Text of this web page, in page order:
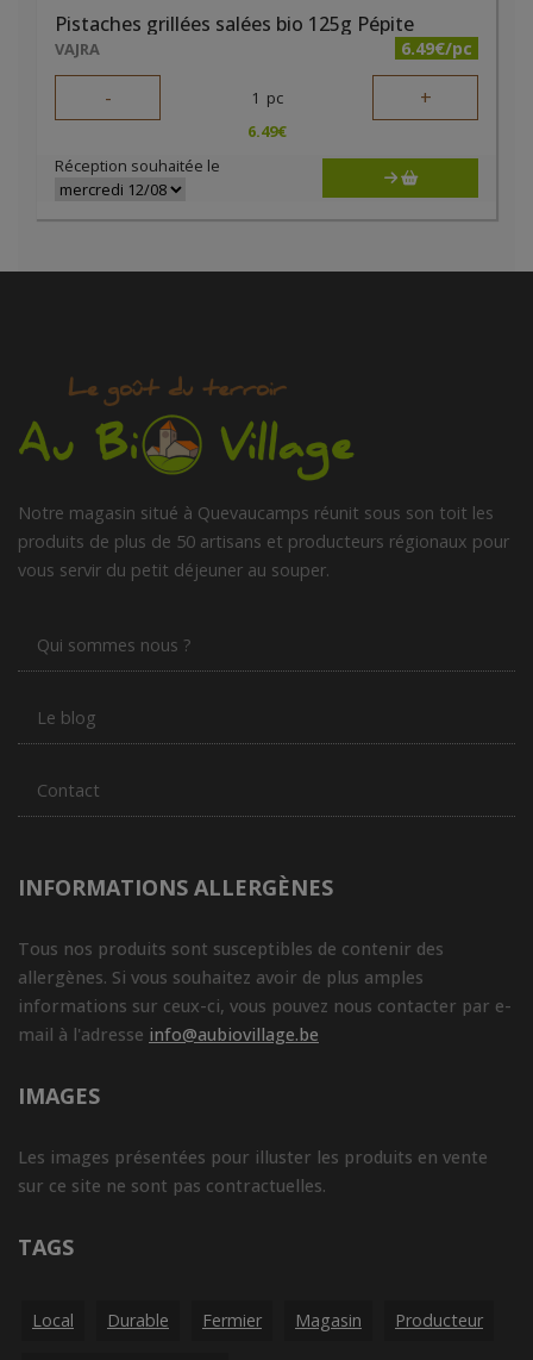
Pistaches grillées salées bio 125g Pépite
VAJRA 6.49€/pc
- 1 pc +
6.49€
Réception souhaitée le
Notre magasin situé à Quevaucamps réunit sous son toit les
produits de plus de 50 artisans et producteurs régionaux pour
vous servir du petit déjeuner au souper.
Qui sommes nous ?
Le blog
Contact
INFORMATIONS ALLERGÈNES
Tous nos produits sont susceptibles de contenir des
allergènes. Si vous souhaitez avoir de plus amples
informations sur ceux-ci, vous pouvez nous contacter par e-
mail à l'adresse info@aubiovillage.be
IMAGES
Les images présentées pour illuster les produits en vente
sur ce site ne sont pas contractuelles.
TAGS
Local Durable Fermier Magasin Producteur